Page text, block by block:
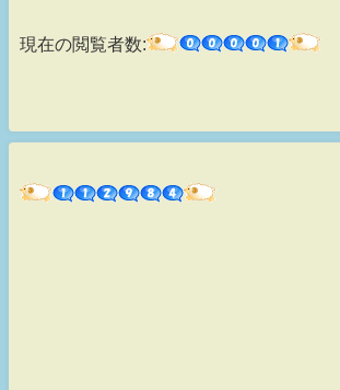
現在の閲覧者数: